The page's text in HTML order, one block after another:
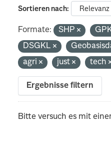
Sortieren nach
Formate: SHP
DSGKL
agri
just tech
Ergebnisse filtern
Bitte versuch es mit